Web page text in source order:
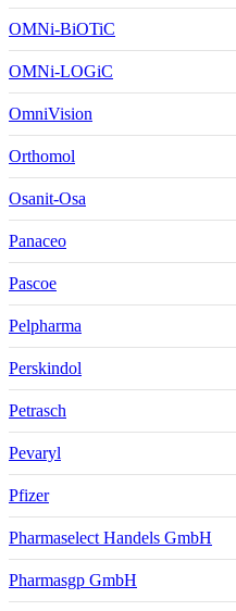
OMNi-BiOTiC
OMNi-LOGiC
OmniVision
Orthomol
Osanit-Osa
Panaceo
Pascoe
Pelpharma
Perskindol
Petrasch
Pevaryl
Pfizer
Pharmaselect Handels GmbH
Pharmasgp GmbH